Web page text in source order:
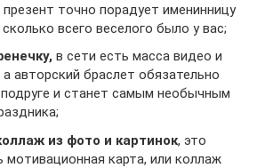
точно порадует именинницу
всего веселого было у вас;
в сети есть масса видео и
а авторский браслет обязательно
и станет самым необычным
из фото и картинок, это
карта, или коллаж